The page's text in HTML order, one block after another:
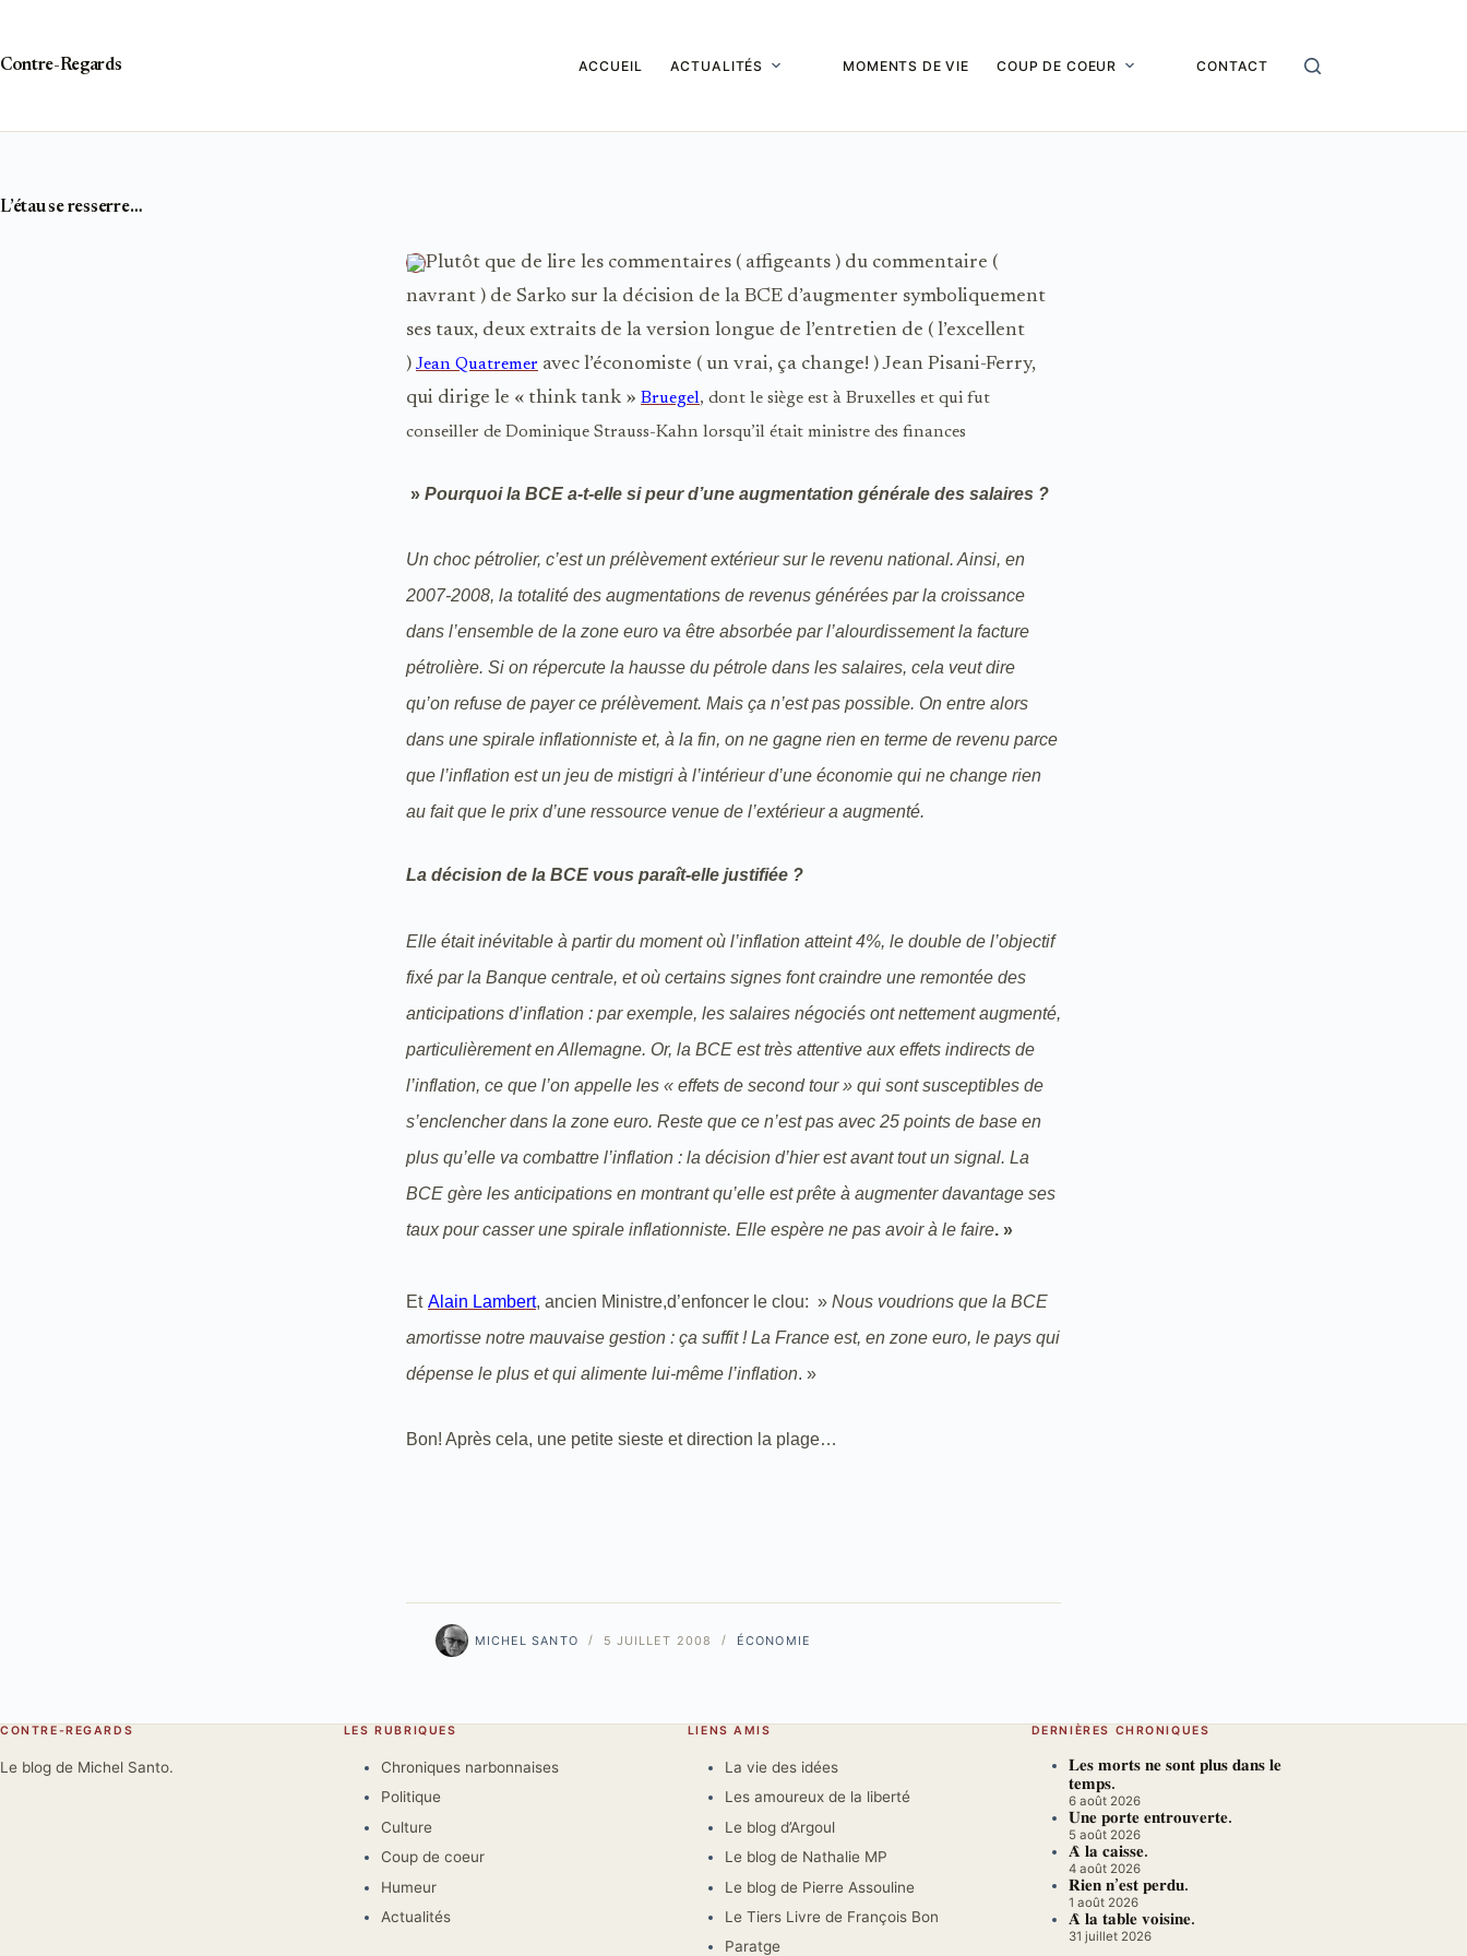
Contre-Regards
ACCUEIL ACTUALITÉS MOMENTS DE VIE COUP DE COEUR CONTACT
L’étau se resserre…
Plutôt que de lire les commentaires ( affigeants ) du commentaire (
navrant ) de Sarko sur la décision de la BCE d’augmenter symboliquement
ses taux, deux extraits de la version longue de l’entretien de ( l’excellent
) Jean Quatremer avec l’économiste ( un vrai, ça change! ) Jean Pisani-Ferry,
qui dirige le « think tank » Bruegel, dont le siège est à Bruxelles et qui fut
conseiller de Dominique Strauss-Kahn lorsqu’il était ministre des finances
» Pourquoi la BCE a-t-elle si peur d’une augmentation générale des salaires ?
Un choc pétrolier, c’est un prélèvement extérieur sur le revenu national. Ainsi, en
2007-2008, la totalité des augmentations de revenus générées par la croissance
dans l’ensemble de la zone euro va être absorbée par l’alourdissement la facture
pétrolière. Si on répercute la hausse du pétrole dans les salaires, cela veut dire
qu’on refuse de payer ce prélèvement. Mais ça n’est pas possible. On entre alors
dans une spirale inflationniste et, à la fin, on ne gagne rien en terme de revenu parce
que l’inflation est un jeu de mistigri à l’intérieur d’une économie qui ne change rien
au fait que le prix d’une ressource venue de l’extérieur a augmenté.
La décision de la BCE vous paraît-elle justifiée ?
Elle était inévitable à partir du moment où l’inflation atteint 4%, le double de l’objectif
fixé par la Banque centrale, et où certains signes font craindre une remontée des
anticipations d’inflation : par exemple, les salaires négociés ont nettement augmenté,
particulièrement en Allemagne. Or, la BCE est très attentive aux effets indirects de
l’inflation, ce que l’on appelle les « effets de second tour » qui sont susceptibles de
s’enclencher dans la zone euro. Reste que ce n’est pas avec 25 points de base en
plus qu’elle va combattre l’inflation : la décision d’hier est avant tout un signal. La
BCE gère les anticipations en montrant qu’elle est prête à augmenter davantage ses
taux pour casser une spirale inflationniste. Elle espère ne pas avoir à le faire. »
Et Alain Lambert, ancien Ministre,d’enfoncer le clou: » Nous voudrions que la BCE
amortisse notre mauvaise gestion : ça suffit ! La France est, en zone euro, le pays qui
dépense le plus et qui alimente lui-même l’inflation. »
Bon! Après cela, une petite sieste et direction la plage…
MICHEL SANTO 5 JUILLET 2008 ÉCONOMIE
CONTRE-REGARDS
Le blog de Michel Santo.
LES RUBRIQUES
Chroniques narbonnaises
Politique
Culture
Coup de coeur
Humeur
Actualités
LIENS AMIS
La vie des idées
Les amoureux de la liberté
Le blog d’Argoul
Le blog de Nathalie MP
Le blog de Pierre Assouline
Le Tiers Livre de François Bon
Paratge
DERNIÈRES CHRONIQUES
𝐋𝐞𝐬 𝐦𝐨𝐫𝐭𝐬 𝐧𝐞 𝐬𝐨𝐧𝐭 𝐩𝐥𝐮𝐬 𝐝𝐚𝐧𝐬 𝐥𝐞
𝐭𝐞𝐦𝐩𝐬.
6 août 2026
𝐔𝐧𝐞 𝐩𝐨𝐫𝐭𝐞 𝐞𝐧𝐭𝐫𝐨𝐮𝐯𝐞𝐫𝐭𝐞.
5 août 2026
𝐀̀ 𝐥𝐚 𝐜𝐚𝐢𝐬𝐬𝐞.
4 août 2026
𝐑𝐢𝐞𝐧 𝐧’𝐞𝐬𝐭 𝐩𝐞𝐫𝐝𝐮.
1 août 2026
𝐀̀ 𝐥𝐚 𝐭𝐚𝐛𝐥𝐞 𝐯𝐨𝐢𝐬𝐢𝐧𝐞.
31 juillet 2026